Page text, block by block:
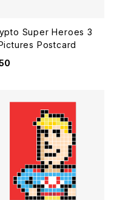
Super Heroes 3
Postcard